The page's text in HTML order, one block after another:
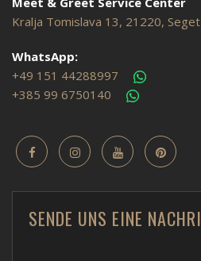
Kralja Tomislava 13, 21220,
WhatsApp:
+49 151 44288997
+385 99 6750140
SENDE UNS EINE